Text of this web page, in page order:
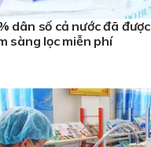
dân số cả nước đã
sàng lọc miễn phí